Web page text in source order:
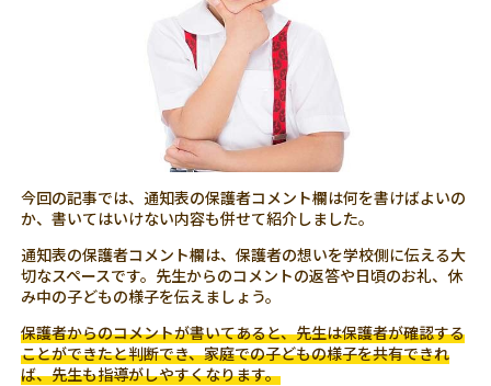
今回の記事では、通知表の保護者コメント欄は何を書けばよいの
か、書いてはいけない内容も併せて紹介しました。
通知表の保護者コメント欄は、保護者の想いを学校側に伝える大
切なスペースです。先生からのコメントの返答や日頃のお礼、休
み中の子どもの様子を伝えましょう。
保護者からのコメントが書いてあると、先生は保護者が確認する
ことができたと判断でき、家庭での子どもの様子を共有できれ
ば、先生も指導がしやすくなります。